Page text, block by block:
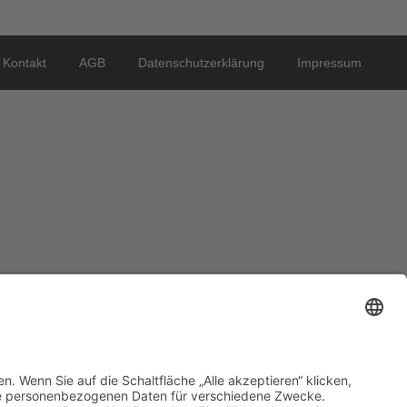
Kontakt AGB Datenschutzerklärung Impressum